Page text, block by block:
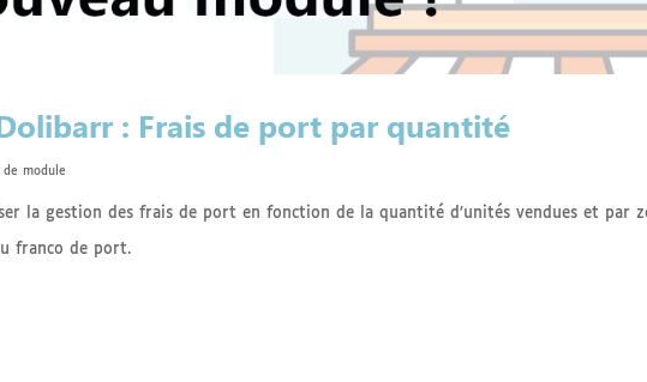
: Frais de port par quantité
module
la gestion des frais de port en fonction de la quantité d’unités vendues et par
franco de port.